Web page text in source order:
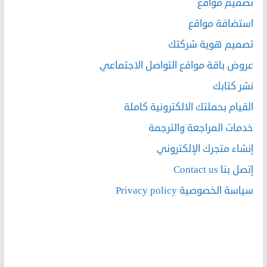
استضافة مواقع
تصميم هوية شركتك
عروض باقة مواقع التواصل الاجتماعي
نشر كتابك
القيام بحملتك الالكترونية كاملة
خدمات المراجعة والترجمة
إنشاء متجرك الإلكتروني
إتصل بنا Contact us
سياسة الخصوصية Privacy policy